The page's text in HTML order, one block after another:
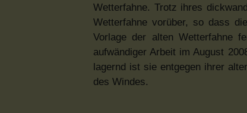
Wetterfahne. Trotz ihres
Wetterfahne vorüber, so dass
Vorlage der alten Wetterfahne
aufwändiger Arbeit im August
lagernd ist sie entgegen ihrer
des Windes.